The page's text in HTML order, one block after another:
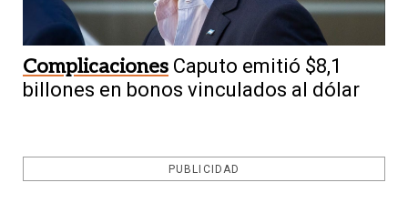
Complicaciones Caputo emitió $8,1
billones en bonos vinculados al dólar
PUBLICIDAD